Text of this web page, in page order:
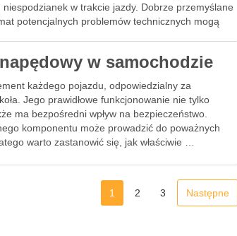
w trakcie jazdy. Dobrze przemyślane
potencjalnych problemów technicznych mogą
w samochodzie
każdego pojazdu, odpowiedzialny za
Jego prawidłowe funkcjonowanie nie tylko
ma bezpośredni wpływ na bezpieczeństwo.
komponentu może prowadzić do poważnych
warto zastanowić się, jak właściwie …
1 2 3 Następne